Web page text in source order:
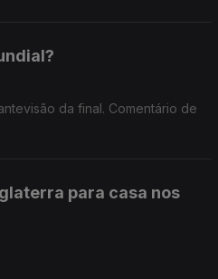
da final. Comentário de
para casa nos